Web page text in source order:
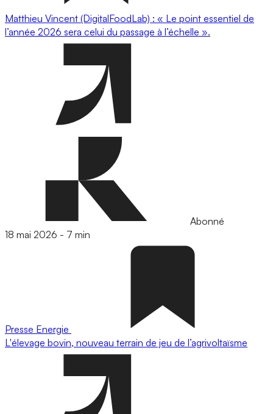
Matthieu Vincent (DigitalFoodLab) : « Le point essentiel de
l’année 2026 sera celui du passage à l’échelle ».
Abonné
18 mai 2026 - 7 min
Presse Energie
L'élevage bovin, nouveau terrain de jeu de l’agrivoltaïsme